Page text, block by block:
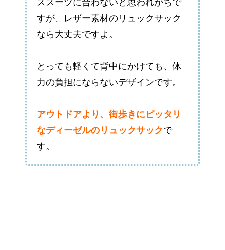
ススーツに合わないと思われがちで
すが、レザー素材のリュックサック
なら大丈夫ですよ。
とっても軽くて背中にかけても、体
力の負担にならないデザインです。
アウトドアより、街歩きにピッタリ
なディーゼルのリュックサックで
す。